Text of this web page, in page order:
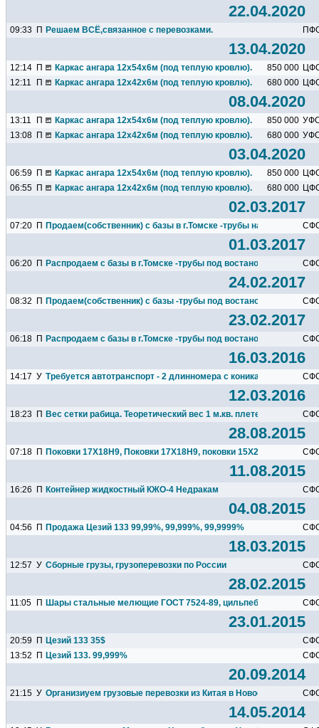
22.04.2020
09:33 П Решаем ВСЁ,связанное с перевозками.
13.04.2020
12:14 П Каркас ангара 12х54х6м (под теплую кровлю). 850 000
12:11
П Каркас ангара 12х42х6м (под теплую кровлю). 680 000
08.04.2020
13:11 П Каркас ангара 12х54х6м (под теплую кровлю). 850 000
13:08 П Каркас ангара 12х42х6м (под теплую кровлю). 680 000
03.04.2020
06:59 П Каркас ангара 12х54х6м (под теплую кровлю). 850 000
06:55 П Каркас ангара 12х42х6м (под теплую кровлю). 680 000
02.03.2017
07:20 П Продаем(собственник) с базы в г.Томске -трубы на...
01.03.2017
06:20 П Распродаем с базы в г.Томске -трубы под востановление...на...
24.02.2017
08:32 П Продаем(собственник) с базы -трубы под востановление.....
23.02.2017
06:18 П Распродаем с базы в г.Томске -трубы под востановление...
16.03.2016
14:17 У Требуется автотранспорт - 2 длинномера с кониками...
12.03.2016
18:23 П Вес сетки рабица. Теоретический вес 1 м.кв. плетеной сетки
28.08.2015
07:18 П Поковки 17Х18Н9, Поковки 17Х18Н9, поковки 15Х28
11.08.2015
16:26 П Контейнер жидкостный КЖО-4 Недракам
04.08.2015
04:56 П Продажа Цезий 133 99,99%, 99,999%, 99,9999%
18.03.2015
12:57 У Сборные грузы, грузоперевозки по России
28.02.2015
11:05 П Шары стальные мелющие ГОСТ 7524-89, цильпебс 25х38мм
23.01.2015
20:59 П Цезий 133 35$
13:52
П Цезий 133. 99,999%
20.09.2014
21:15 У Организиуем грузовые перевозки из Китая в Новосибирск
14.05.2014